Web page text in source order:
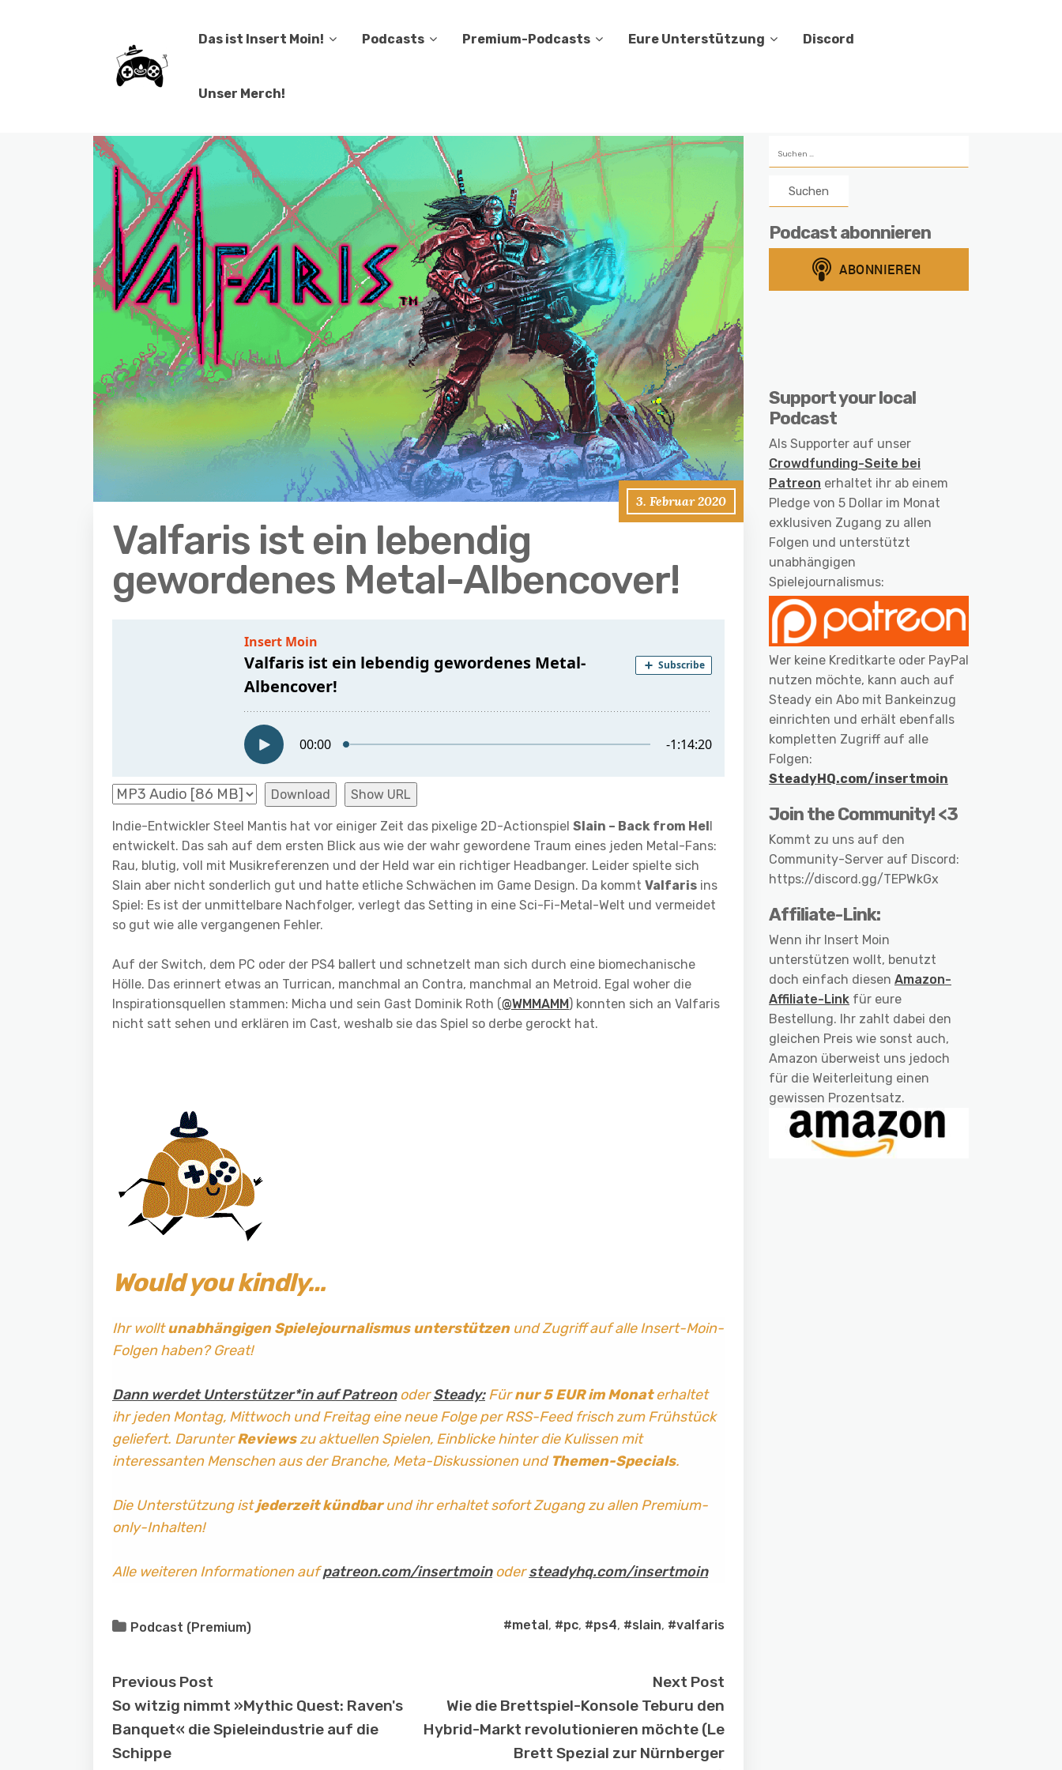
Das ist Insert Moin! Podcasts Premium-Podcasts Eure Unterstützung Discord
Unser Merch!
3. Februar 2020
Valfaris ist ein lebendig
gewordenes Metal-Albencover!
Download Show URL
Indie-Entwickler Steel Mantis hat vor einiger Zeit das pixelige 2D-Actionspiel Slain – Back from Hell
entwickelt. Das sah auf dem ersten Blick aus wie der wahr gewordene Traum eines jeden Metal-Fans:
Rau, blutig, voll mit Musikreferenzen und der Held war ein richtiger Headbanger. Leider spielte sich
Slain aber nicht sonderlich gut und hatte etliche Schwächen im Game Design. Da kommt Valfaris ins
Spiel: Es ist der unmittelbare Nachfolger, verlegt das Setting in eine Sci-Fi-Metal-Welt und vermeidet
so gut wie alle vergangenen Fehler.
Auf der Switch, dem PC oder der PS4 ballert und schnetzelt man sich durch eine biomechanische
Hölle. Das erinnert etwas an Turrican, manchmal an Contra, manchmal an Metroid. Egal woher die
Inspirationsquellen stammen: Micha und sein Gast Dominik Roth (@WMMAMM) konnten sich an Valfaris
nicht satt sehen und erklären im Cast, weshalb sie das Spiel so derbe gerockt hat.
Would you kindly…
Ihr wolltunabhängigen Spielejournalismus unterstützenund Zugriff auf alle Insert-Moin-
Folgen haben? Great!
Dann werdet Unterstützer*in auf PatreonoderSteady:Fürnur 5 EUR im Monaterhaltet
ihr jeden Montag, Mittwoch und Freitag eine neue Folge per RSS-Feed frisch zum Frühstück
geliefert. DarunterReviewszu aktuellen Spielen, Einblicke hinter die Kulissen mit
interessanten Menschen aus der Branche, Meta-Diskussionen und Themen-Specials.
Die Unterstützung istjederzeit kündbarund ihr erhaltet sofort Zugang zu allen Premium-
only-Inhalten!
Alle weiteren Informationen aufpatreon.com/insertmoinodersteadyhq.com/insertmoin
Podcast (Premium) #metal, #pc, #ps4, #slain, #valfaris
Previous Post
So witzig nimmt »Mythic Quest: Raven's
Banquet« die Spieleindustrie auf die
Schippe
Next Post
Wie die Brettspiel-Konsole Teburu den
Hybrid-Markt revolutionieren möchte (Le
Brett Spezial zur Nürnberger
nach:
Podcast abonnieren
Support your local
Podcast
Als Supporter auf unser
Crowdfunding-Seite bei
Patreon erhaltet ihr ab einem
Pledge von 5 Dollar im Monat
exklusiven Zugang zu allen
Folgen und unterstützt
unabhängigen
Spielejournalismus:
Wer keine Kreditkarte oder PayPal
nutzen möchte, kann auch auf
Steady ein Abo mit Bankeinzug
einrichten und erhält ebenfalls
kompletten Zugriff auf alle
Folgen:
SteadyHQ.com/insertmoin
Join the Community! <3
Kommt zu uns auf den
Community-Server auf Discord:
https://discord.gg/TEPWkGx
Affiliate-Link:
Wenn ihr Insert Moin
unterstützen wollt, benutzt
doch einfach diesen Amazon-
Affiliate-Link für eure
Bestellung. Ihr zahlt dabei den
gleichen Preis wie sonst auch,
Amazon überweist uns jedoch
für die Weiterleitung einen
gewissen Prozentsatz.